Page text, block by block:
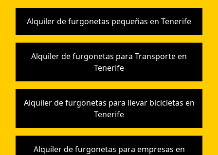
Alquiler de furgonetas pequeñas en Tenerife
Alquiler de furgonetas para Transporte en
Tenerife
Alquiler de furgonetas para llevar bicicletas en
Tenerife
Alquiler de furgonetas para empresas en